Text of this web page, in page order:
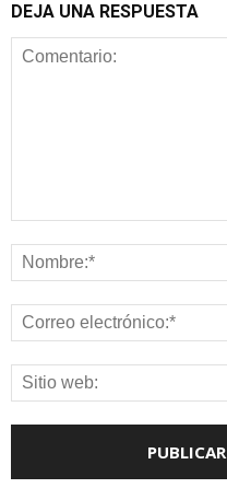
DEJA UNA RESPUESTA